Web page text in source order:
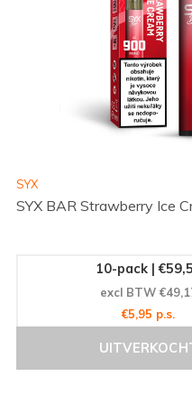
SYX
SYX BAR Strawberry Ice
10-pack |
excl BTW
€5,95 p.s.